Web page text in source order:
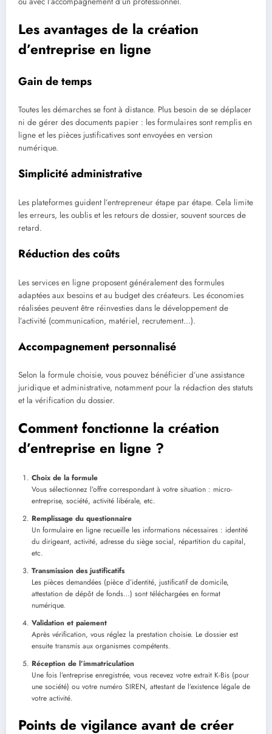
Les avantages de la création
d’entreprise en ligne
Gain de temps
Toutes les démarches se font à distance. Plus besoin de se déplacer
ni de gérer des documents papier : les formulaires sont remplis en
ligne et les pièces justificatives sont envoyées en version
numérique.
Simplicité administrative
Les plateformes guident l’entrepreneur étape par étape. Cela limite
les erreurs, les oublis et les retours de dossier, souvent sources de
retard.
Réduction des coûts
Les services en ligne proposent généralement des formules
adaptées aux besoins et au budget des créateurs. Les économies
réalisées peuvent être réinvesties dans le développement de
l’activité (communication, matériel, recrutement…).
Accompagnement personnalisé
Selon la formule choisie, vous pouvez bénéficier d’une assistance
juridique et administrative, notamment pour la rédaction des statuts
et la vérification du dossier.
Comment fonctionne la création
d’entreprise en ligne ?
Choix de la formule
Vous sélectionnez l’offre correspondant à votre situation : micro-
entreprise, société, activité libérale, etc.
Remplissage du questionnaire
Un formulaire en ligne recueille les informations nécessaires : identité
du dirigeant, activité, adresse du siège social, répartition du capital,
etc.
Transmission des justificatifs
Les pièces demandées (pièce d’identité, justificatif de domicile,
attestation de dépôt de fonds…) sont téléchargées en format
numérique.
Validation et paiement
Après vérification, vous réglez la prestation choisie. Le dossier est
ensuite transmis aux organismes compétents.
Réception de l’immatriculation
Une fois l’entreprise enregistrée, vous recevez votre extrait K-Bis (pour
une société) ou votre numéro SIREN, attestant de l’existence légale de
votre activité.
Points de vigilance avant de créer